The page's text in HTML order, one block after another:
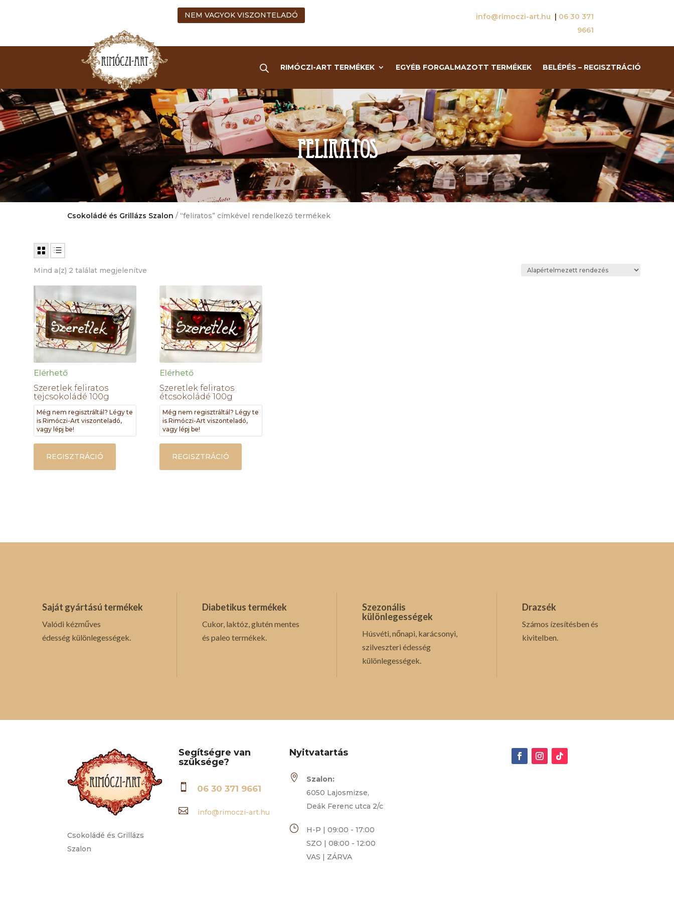
NEM VAGYOK VISZONTELADÓ info@rimoczi-art.hu | 06 30 371
9661
RIMÓCZI-ART TERMÉKEK EGYÉB FORGALMAZOTT TERMÉKEK BELÉPÉS – REGISZTRÁCIÓ
feliratos
Csokoládé és Grillázs Szalon / “feliratos” címkével rendelkező termékek
Mind a(z) 2 találat megjelenítve
Elérhető
Szeretlek feliratos
tejcsokoládé 100g
Még nem regisztráltál? Légy te
is Rimóczi-Art viszonteladó,
vagy lépj be!
REGISZTRÁCIÓ
Elérhető
Szeretlek feliratos
étcsokoládé 100g
Még nem regisztráltál? Légy te
is Rimóczi-Art viszonteladó,
vagy lépj be!
REGISZTRÁCIÓ
Saját gyártású termékek
Valódi kézműves
édesség különlegességek.
Diabetikus termékek
Cukor, laktóz, glutén mentes
és paleo termékek.
Szezonális
különlegességek
Húsvéti, nőnapi, karácsonyi,
szilveszteri édesség
különlegességek.
Drazsék
Számos ízesítésben és
kivitelben.
Csokoládé és Grillázs
Szalon
Segítségre van
szüksége?
 06 30 371 9661
 info@rimoczi-art.hu
Nyitvatartás

Szalon:
6050 Lajosmizse,
Deák Ferenc utca 2/c
}
H-P | 09:00 - 17:00
SZO | 08:00 - 12:00
VAS | ZÁRVA